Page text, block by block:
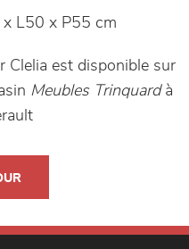
L50 x P55 cm
Clelia est disponible sur
Meubles Trinquard à